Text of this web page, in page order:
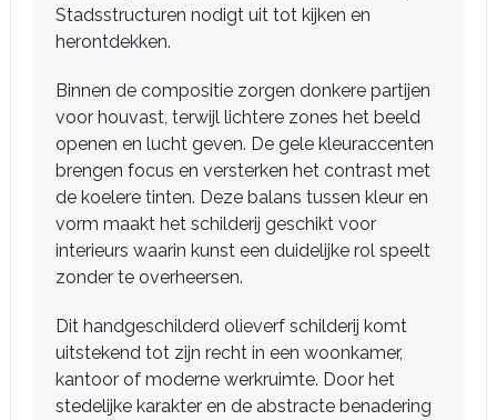
Stadsstructuren nodigt uit tot kijken en
herontdekken.
Binnen de compositie zorgen donkere partijen
voor houvast, terwijl lichtere zones het beeld
openen en lucht geven. De gele kleuraccenten
brengen focus en versterken het contrast met
de koelere tinten. Deze balans tussen kleur en
vorm maakt het schilderij geschikt voor
interieurs waarin kunst een duidelijke rol speelt
zonder te overheersen.
Dit handgeschilderd olieverf schilderij komt
uitstekend tot zijn recht in een woonkamer,
kantoor of moderne werkruimte. Door het
stedelijke karakter en de abstracte benadering